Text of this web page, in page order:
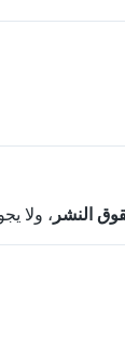
النشر ، ولا